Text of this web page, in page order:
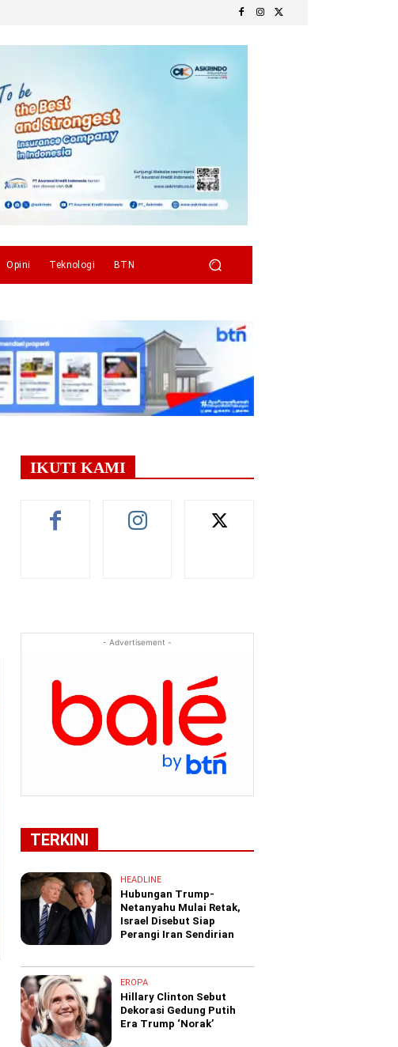
Opini Teknologi BTN
IKUTI KAMI
- Advertisement -
TERKINI
HEADLINE
Hubungan Trump-
Netanyahu Mulai Retak,
Israel Disebut Siap
Perangi Iran Sendirian
EROPA
Hillary Clinton Sebut
Dekorasi Gedung Putih
Era Trump ‘Norak’